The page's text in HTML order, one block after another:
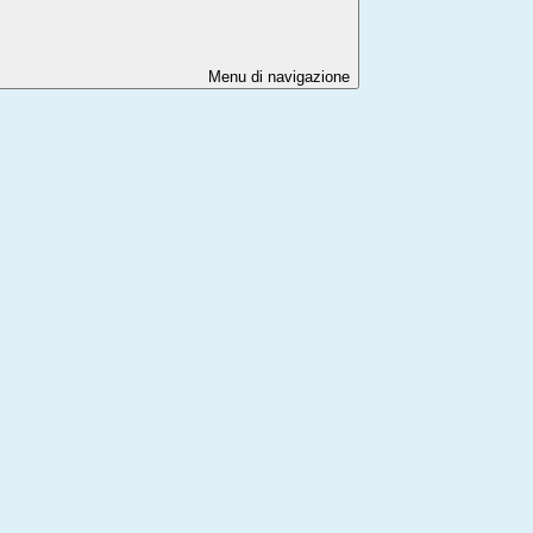
Menu di navigazione